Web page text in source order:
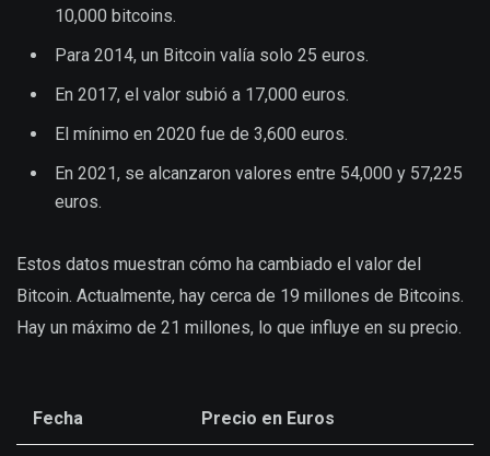
10,000 bitcoins.
Para 2014, un Bitcoin valía solo 25 euros.
En 2017, el valor subió a 17,000 euros.
El mínimo en 2020 fue de 3,600 euros.
En 2021, se alcanzaron valores entre 54,000 y 57,225
euros.
Estos datos muestran cómo ha cambiado el valor del
Bitcoin. Actualmente, hay cerca de 19 millones de Bitcoins.
Hay un máximo de 21 millones, lo que influye en su precio.
Fecha Precio en Euros